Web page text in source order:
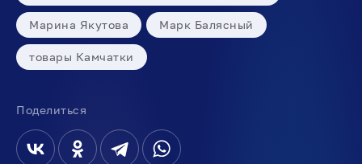
Марина Якутова Марк Балясный
товары Камчатки
Поделиться